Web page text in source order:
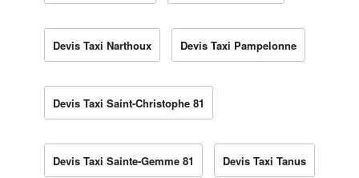
Devis Taxi Narthoux Devis Taxi Pampelonne
Devis Taxi Saint-Christophe 81
Devis Taxi Sainte-Gemme 81 Devis Taxi Tanus